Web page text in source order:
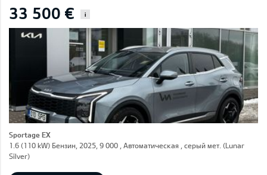
33 500 € i
Sportage EX
1.6 (110 kW) Бензин, 2025, 9 000 , Автоматическая , серый мет. (Lunar
Silver)